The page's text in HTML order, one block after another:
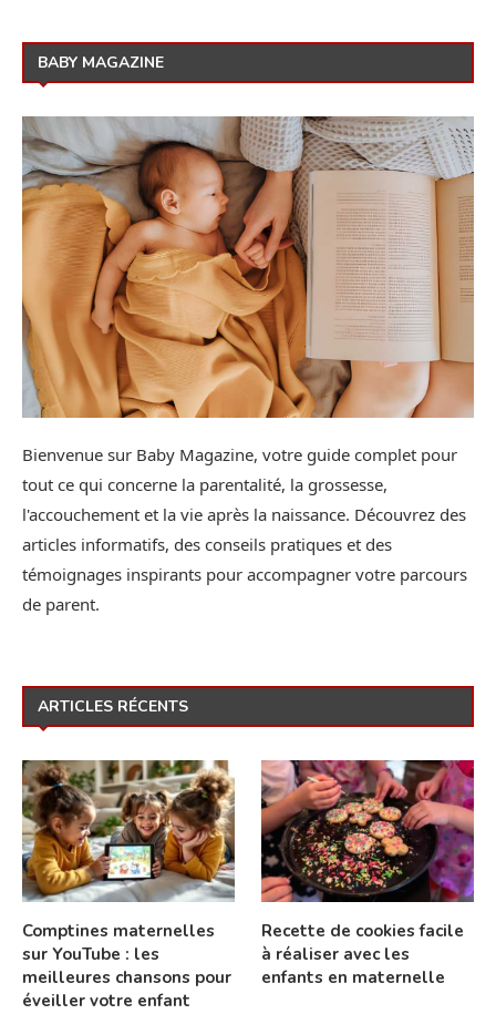
BABY MAGAZINE
Bienvenue sur Baby Magazine, votre guide complet pour
tout ce qui concerne la parentalité, la grossesse,
l'accouchement et la vie après la naissance. Découvrez des
articles informatifs, des conseils pratiques et des
témoignages inspirants pour accompagner votre parcours
de parent.
ARTICLES RÉCENTS
Comptines maternelles
sur YouTube : les
meilleures chansons pour
éveiller votre enfant
Recette de cookies facile
à réaliser avec les
enfants en maternelle